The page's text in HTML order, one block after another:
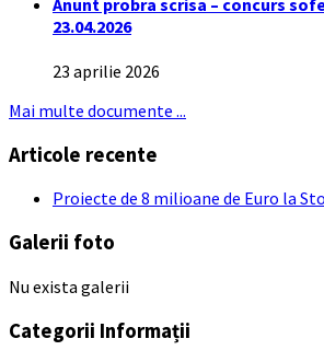
23.04.2026
23 aprilie 2026
Mai multe documente ...
Articole recente
Proiecte de 8 milioane de Euro la
Galerii foto
Nu exista galerii
Categorii Informații